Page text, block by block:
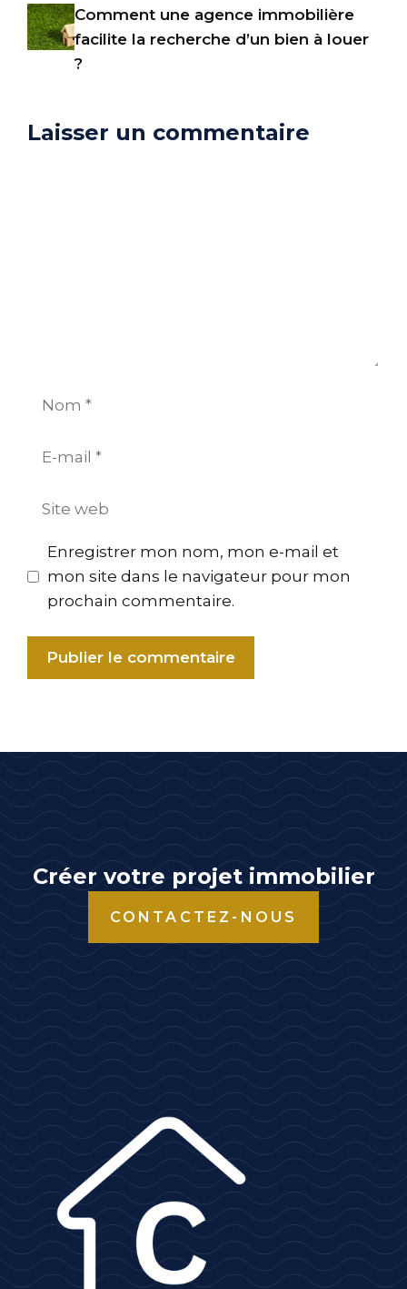
Comment une agence immobilière
facilite la recherche d’un bien à louer
?
Laisser un commentaire
Site
Enregistrer mon nom, mon e-mail et
mon site dans le navigateur pour mon
prochain commentaire.
t
Créer votre projet immobilier
CONTACTEZ-NOUS